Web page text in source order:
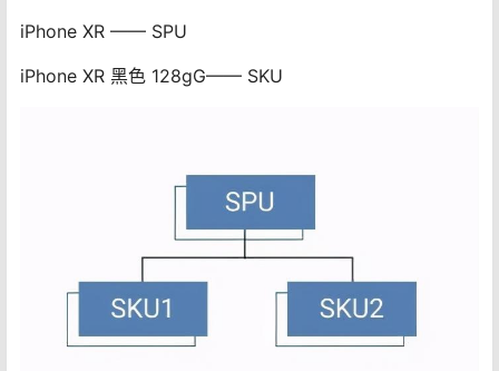
iPhone XR —— SPU
iPhone XR 黑色 128gG—— SKU